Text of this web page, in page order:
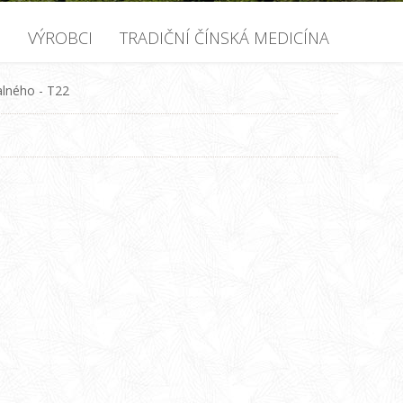
VÝROBCI TRADIČNÍ ČÍNSKÁ MEDICÍNA
- T22